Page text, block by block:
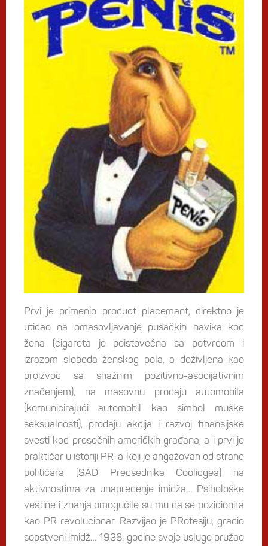
Prvi je primenio product placemant, direktno je
uticao na omasovljavanje pušačkih navika kod
žena (cigareta je poistovećna sa potvrdom i
izrazom sloboda ženskog pola, a doživljena kao
proizvod sa snažnim pozitivno-asocijativnim
značenjem), na masovnu prodaju automobila
(komunicirajući automobil kao simbol muške
seksualnosti), prodaju akcija i razvoj finansijske
svesti kod prosečnih američkih građana, a i prvi je
praktičar u istoriji PR-a koji je angažovan od strane
političara (SAD Predsednika Coolidgea) na
aktivnostima za unapređenje imidža… Psihološke
veštine i znanja omogućile su mu da se pozicionira
kao PR revolucionar. Razvijao je PRofesiju, gradio
sopstveni imidž… 1938. godine svoje usluge pružao